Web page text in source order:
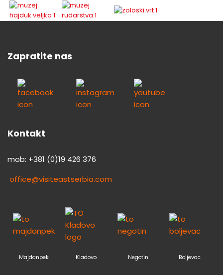
Zapratite nas
Kontakt
mob: +381 (0)19 426 376
office@visiteastserbia.com
Majdanpek Kladovo Negotin Boljevac